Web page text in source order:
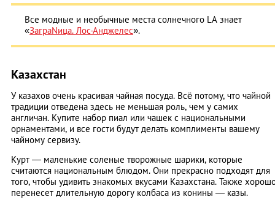
Все модные и необычные места солнечного LA знает
«ЗаграNица. Лос-Анджелес».
Казахстан
У казахов очень красивая чайная посуда. Всё потому, что чайной
традиции отведена здесь не меньшая роль, чем у самих
англичан. Купите набор пиал или чашек с национальными
орнаментами, и все гости будут делать комплименты вашему
чайному сервизу.
Курт — маленькие соленые творожные шарики, которые
считаются национальным блюдом. Они прекрасно подходят для
того, чтобы удивить знакомых вкусами Казахстана. Также
перенесет длительную дорогу колбаса из конины — казы.